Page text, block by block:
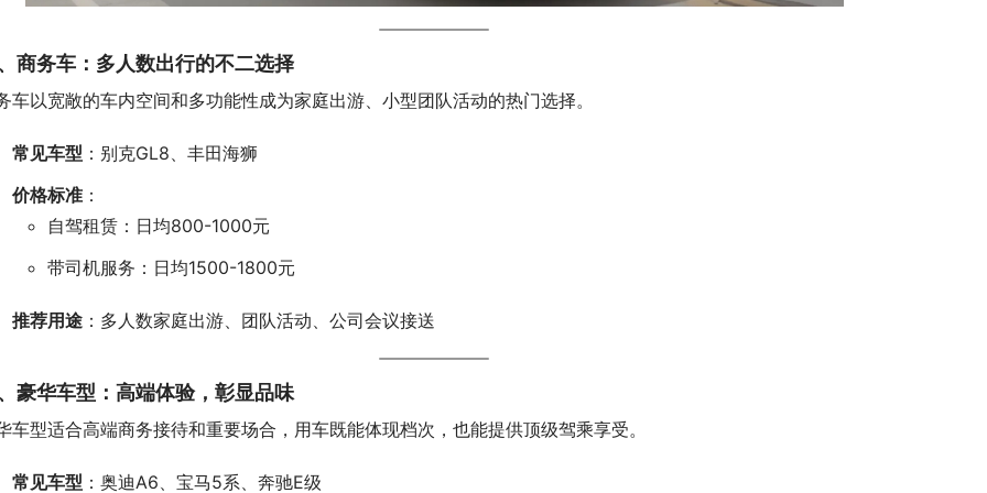
商务车：多人数出行的不二选择
车以宽敞的车内空间和多功能性成为家庭出游、小型团队活动的热门选择。
常见车型 ：别克GL8、丰田海狮
价格标准 ：
自驾租赁：日均800-1000元
带司机服务：日均1500-1800元
推荐用途 ：多人数家庭出游、团队活动、公司会议接送
豪华车型：高端体验，彰显品味
车型适合高端商务接待和重要场合，用车既能体现档次，也能提供顶级驾乘享受。
常见车型 ：奥迪A6、宝马5系、奔驰E级